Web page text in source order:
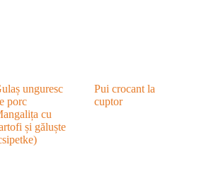
unguresc
porc
cu
și găluște
Pui crocant la
cuptor